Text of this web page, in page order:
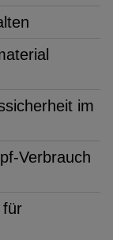
im
Verbrauch
für